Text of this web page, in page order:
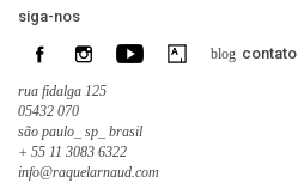
siga-nos
blog contato
rua fidalga 125
05432 070
são paulo_ sp_ brasil
+ 55 11 3083 6322
info@raquelarnaud.com